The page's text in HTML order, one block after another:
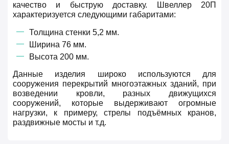
качество и быструю доставку. Швеллер 20П
характеризуется следующими габаритами:
Толщина стенки 5,2 мм.
Ширина 76 мм.
Высота 200 мм.
Данные изделия широко используются для
сооружения перекрытий многоэтажных зданий, при
возведении кровли, разных движущихся
сооружений, которые выдерживают огромные
нагрузки, к примеру, стрелы подъёмных кранов,
раздвижные мосты и т.д.